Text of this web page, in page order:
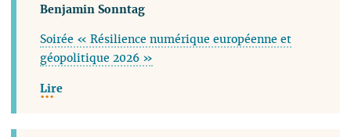
Benjamin Sonntag
Soirée « Résilience numérique européenne et
géopolitique 2026 »
Lire